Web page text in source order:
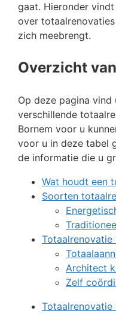
gaat. Hieronder
over
zich meebrengt.
Overzicht
Op deze pagina
verschillende
Bornem voor u
voor u in deze tabel
de informatie die u
Wat houdt een
Soorten
Architect
Zelf
Totaalrenovatie